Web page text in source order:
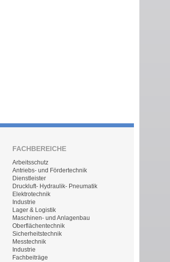
FACHBEREICHE
Arbeitsschutz
Antriebs- und Fördertechnik
Dienstleister
Druckluft- Hydraulik- Pneumatik
Elektrotechnik
Industrie
Lager & Logistik
Maschinen- und Anlagenbau
Oberflächentechnik
Sicherheitstechnik
Messtechnik
Industrie
Fachbeiträge